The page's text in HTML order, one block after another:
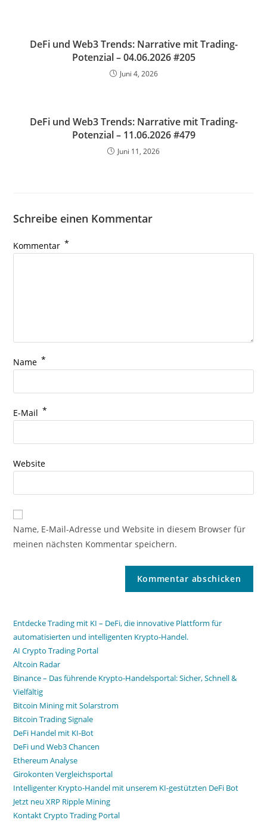
DeFi und Web3 Trends: Narrative mit Trading-
Potenzial – 04.06.2026 #205
Juni 4, 2026
DeFi und Web3 Trends: Narrative mit Trading-
Potenzial – 11.06.2026 #479
Juni 11, 2026
Schreibe einen Kommentar
Kommentar *
Name *
E-Mail *
Website
Name, E-Mail-Adresse und Website in diesem Browser für
meinen nächsten Kommentar speichern.
Entdecke Trading mit KI – DeFi, die innovative Plattform für
automatisierten und intelligenten Krypto-Handel.
AI Crypto Trading Portal
Altcoin Radar
Binance – Das führende Krypto-Handelsportal: Sicher, Schnell &
Vielfältig
Bitcoin Mining mit Solarstrom
Bitcoin Trading Signale
DeFi Handel mit KI-Bot
DeFi und Web3 Chancen
Ethereum Analyse
Girokonten Vergleichsportal
Intelligenter Krypto-Handel mit unserem KI-gestützten DeFi Bot
Jetzt neu XRP Ripple Mining
Kontakt Crypto Trading Portal